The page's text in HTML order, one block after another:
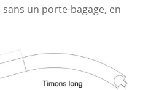
un porte-bagage, en